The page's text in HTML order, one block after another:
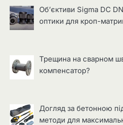
Об’єктиви Sigma DC
оптики для кроп-
Трещина на сварном
компенсатор?
Догляд за бетонною
методи для